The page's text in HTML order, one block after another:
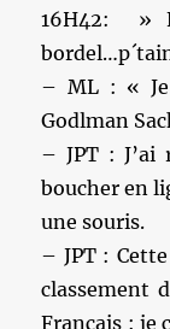
16H42: »
– ML : «
Godlman
– JPT : J’ai
boucher en
une souris.
– JPT :
classement
Français : je